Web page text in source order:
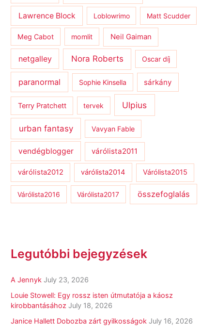
Lawrence Block Loblowrimo Matt Scudder
Meg Cabot momlit Neil Gaiman
netgalley Nora Roberts Oscar díj
paranormal Sophie Kinsella sárkány
Terry Pratchett tervek Ulpius
urban fantasy Vavyan Fable
vendégblogger várólista2011
várólista2012 várólista2014 Várólista2015
Várólista2016 Várólista2017 összefoglalás
Legutóbbi bejegyzések
A Jennyk July 23, 2026
Louie Stowell: Egy ​rossz isten útmutatója a káosz
kirobbantásához July 18, 2026
Janice Hallett Dobozba zárt gyilkosságok July 16, 2026